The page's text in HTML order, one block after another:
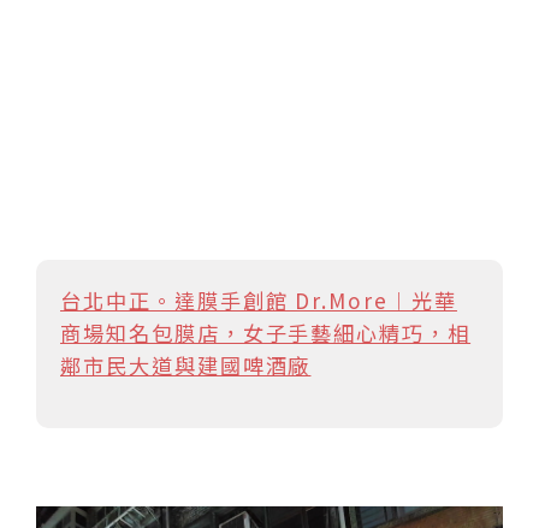
台北中正。達膜手創館 Dr.More︱光華
商場知名包膜店，女子手藝細心精巧，相
鄰市民大道與建國啤酒廠